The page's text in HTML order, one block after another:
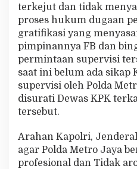
terkejut dan tidak
proses hukum dugaan
gratifikasi yang
pimpinannya FB dan
permintaan supervisi
saat ini belum ada sikap
supervisi oleh Polda
disurati Dewas KPK
tersebut.
Arahan Kapolri,
agar Polda Metro Jaya
profesional dan Tidak